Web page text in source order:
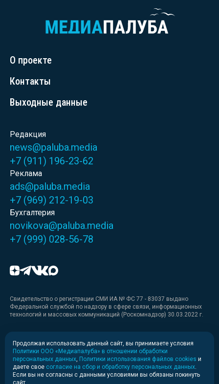
О проекте
Контакты
Выходные данные
Редакция
news@paluba.media
+7 (911) 196-23-62
Реклама
ads@paluba.media
+7 (969) 212-19-03
Бухгалтерия
novikova@paluba.media
+7 (999) 028-56-78
Свидетельство о регистрации СМИ ИА № ФС 77 - 83037 выдано
Федеральной службой по надзору в сфере связи, информационных
технологий и массовых коммуникаций (Роскомнадзор) 30.03.2022 г.
Медиакит
Медиакит для печати
Политика конфиденциальности
Продолжая использовать данный сайт, вы принимаете условия
Политики ООО «Медиапалуба» в отношении обработки
персональных данных Политики использования файлов cookies и
даете свое согласие на сбор и обработку персональных данных
Если вы не согласны с данными условиями вы обязаны покинуть
сайт.